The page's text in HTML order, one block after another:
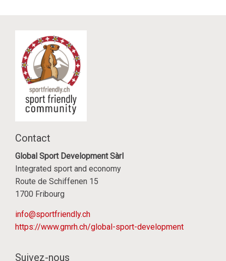
Contact
Global Sport Development Sàrl
Integrated sport and economy
Route de Schiffenen 15
1700 Fribourg
info@sportfriendly.ch
https://www.gmrh.ch/global-sport-development
Suivez-nous